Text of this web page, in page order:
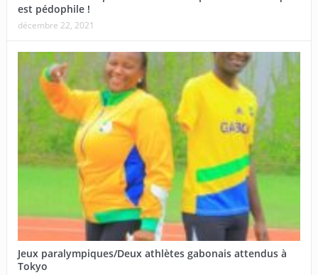
est pédophile !
décembre 22, 2021
Jeux paralympiques/Deux athlètes gabonais attendus à
Tokyo